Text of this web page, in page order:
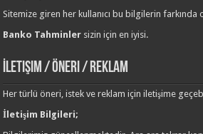
Sitemize giren her kullanıcı bu bilgilerin farkında
Banko Tahminler sizin için en iyisi.
İletişim / Öneri / Reklam
Her türlü öneri, istek ve reklam için iletişime
İletişim Bilgileri;